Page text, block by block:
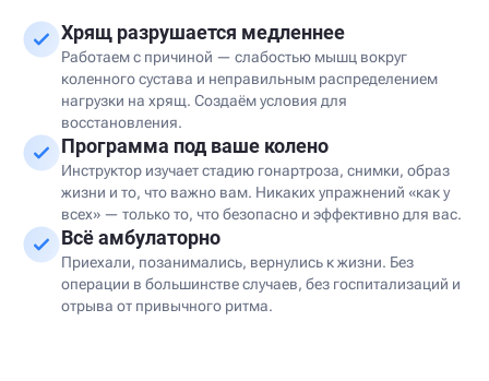
Хрящ разрушается медленнее
Работаем с причиной — слабостью мышц вокруг
коленного сустава и неправильным распределением
нагрузки на хрящ. Создаём условия для
восстановления.
Программа под ваше колено
Инструктор изучает стадию гонартроза, снимки, образ
жизни и то, что важно вам. Никаких упражнений «как у
всех» — только то, что безопасно и эффективно для вас.
Всё амбулаторно
Приехали, позанимались, вернулись к жизни. Без
операции в большинстве случаев, без госпитализаций и
отрыва от привычного ритма.